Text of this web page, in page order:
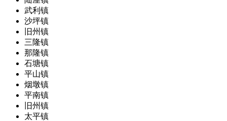
武利镇
沙坪镇
旧州镇
三隆镇
那隆镇
石塘镇
平山镇
烟墩镇
平南镇
旧州镇
太平镇